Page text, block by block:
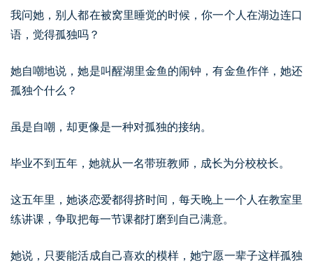
我问她，别人都在被窝里睡觉的时候，你一个人在湖边连口
语，觉得孤独吗？
她自嘲地说，她是叫醒湖里金鱼的闹钟，有金鱼作伴，她还
孤独个什么？
虽是自嘲，却更像是一种对孤独的接纳。
毕业不到五年，她就从一名带班教师，成长为分校校长。
这五年里，她谈恋爱都得挤时间，每天晚上一个人在教室里
练讲课，争取把每一节课都打磨到自己满意。
她说，只要能活成自己喜欢的模样，她宁愿一辈子这样孤独